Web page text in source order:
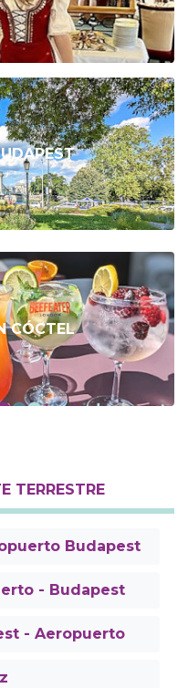
CÓCTEL
TERRESTRE
Budapest
- Budapest
- Aeropuerto